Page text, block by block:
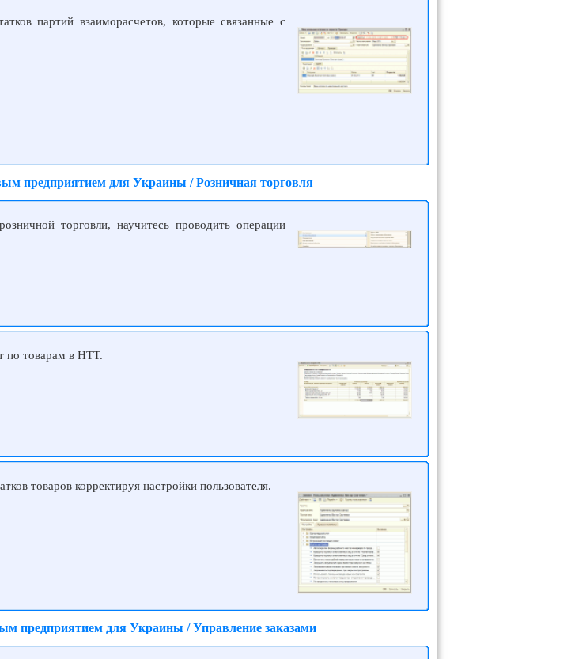
партий взаиморасчетов, которые связанные с
предприятием для Украины / Розничная торговля
торговли, научитесь проводить операции
по товарам в НТТ.
товаров корректируя настройки пользователя.
предприятием для Украины / Управление заказами